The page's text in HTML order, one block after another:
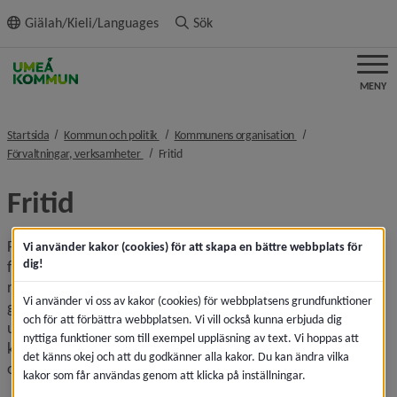
innehållet
Giälah/Kieli/Languages Sök
MENY
Startsida Kommun och politik nivå i brödsmulenavigeringen
Kommunens organisation nivå i
Förvaltningar, verksamheter nivå i brödsmulenavigeringen
Fritidnivå i brödsmulenavigeringen
Fritid
Fritidsförvaltningen sköter och driver idrotts- och
fritidsanläggningar, fritids-, utflykts- och
rekreationsområden, anläggningar för fritidsbåtar. Fritid
genomför insatser inom fritidsfiske och friluftsliv samt
ungdoms- och fritids­gårds­verksamhet. Fritid är också en
kontakt och ett stöd mellan kommunen och det
organiserade föreningslivet.
Vi använder kakor (cookies) för att skapa en bättre webbplats för
dig!
Vi använder vi oss av kakor (cookies) för webbplatsens grundfunktioner
och för att förbättra webbplatsen. Vi vill också kunna erbjuda dig
nyttiga funktioner som till exempel uppläsning av text. Vi hoppas att
det känns okej och att du godkänner alla kakor. Du kan ändra vilka
kakor som får användas genom att klicka på inställningar.